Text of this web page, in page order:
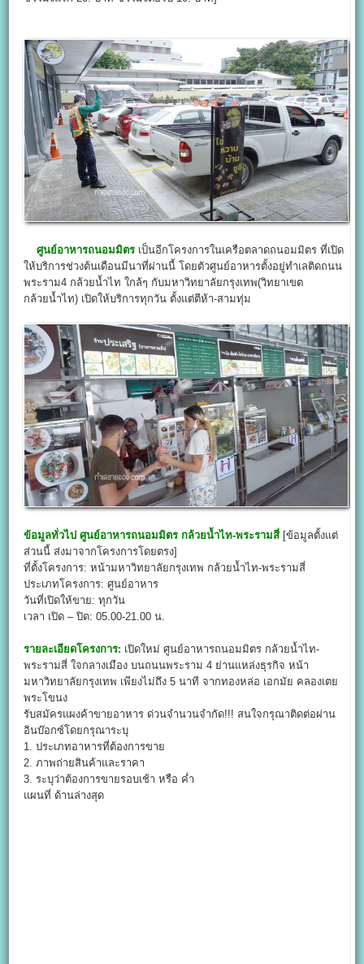
ศูนย์อาหารถนอมมิตร เป็นอีกโครงการในเครือตลาดถนอมมิตร ที่เปิด
ให้บริการช่วงต้นเดือนมีนาที่ผ่านนี้ โดยตัวศูนย์อาหารตั้งอยู่ทำเลติดถนน
พระราม4 กล้วยน้ำไท ใกล้ๆ กับมหาวิทยาลัยกรุงเทพ(วิทยาเขต
กล้วยน้ำไท) เปิดให้บริการทุกวัน ตั้งแต่ตีห้า-สามทุ่ม
ข้อมูลทั่วไป ศูนย์อาหารถนอมมิตร กล้วยน้ำไท-พระรามสี่[ข้อมูลตั้งแต่
ส่วนนี้ ส่งมาจากโครงการโดยตรง]
ที่ตั้งโครงการ: หน้ามหาวิทยาลัยกรุงเทพ กล้วยน้ำไท-พระรามสี่
ประเภทโครงการ: ศูนย์อาหาร
วันที่เปิดให้ขาย: ทุกวัน
เวลา เปิด – ปิด: 05.00-21.00 น.
รายละเอียดโครงการ: เปิดใหม่ ศูนย์อาหารถนอมมิตร กล้วยน้ำไท-
พระรามสี่ ใจกลางเมือง บนถนนพระราม 4 ย่านแหล่งธุรกิจ หน้า
มหาวิทยาลัยกรุงเทพ เพียงไม่ถึง 5 นาที จากทองหล่อ เอกมัย คลองเตย
พระโขนง
รับสมัครแผงค้าขายอาหาร ด่วนจำนวนจำกัด!!! สนใจกรุณาติดต่อผ่าน
อินบ๊อกซ์โดยกรุณาระบุ
1. ประเภทอาหารที่ต้องการขาย
2. ภาพถ่ายสินค้าและราคา
3. ระบุว่าต้องการขายรอบเช้า หรือ ค่ำ
แผนที่ ด้านล่างสุด